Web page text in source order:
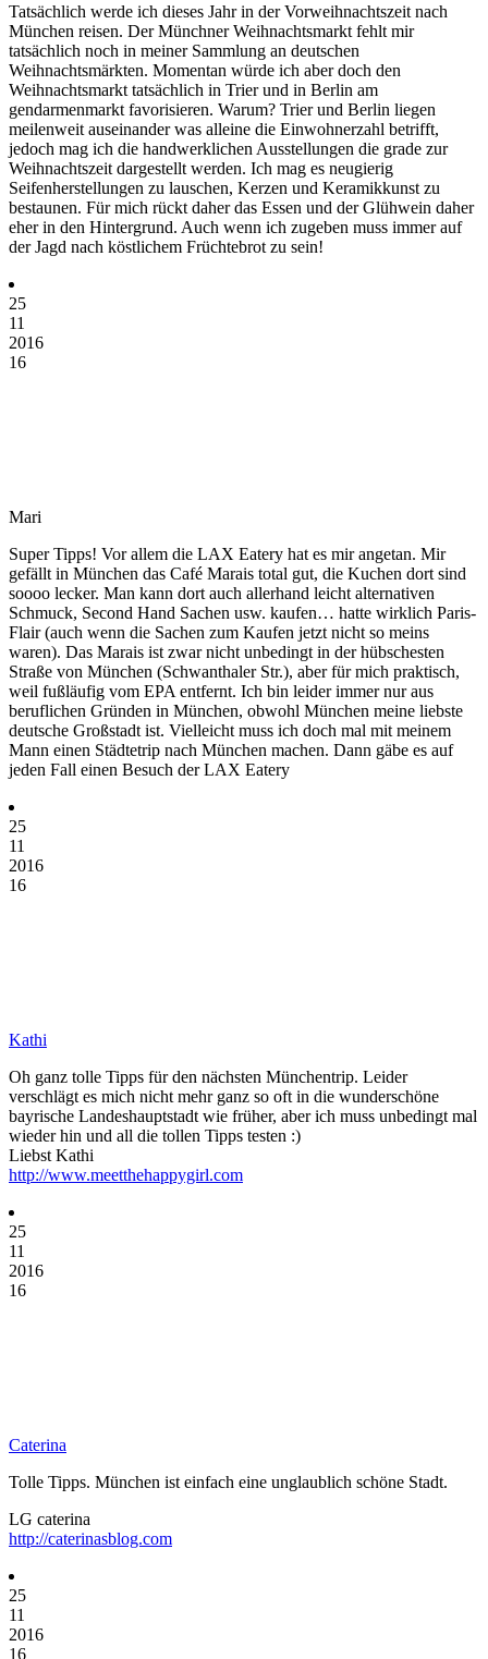
Tatsächlich werde ich dieses Jahr in der Vorweihnachtszeit nach
München reisen. Der Münchner Weihnachtsmarkt fehlt mir
tatsächlich noch in meiner Sammlung an deutschen
Weihnachtsmärkten. Momentan würde ich aber doch den
Weihnachtsmarkt tatsächlich in Trier und in Berlin am
gendarmenmarkt favorisieren. Warum? Trier und Berlin liegen
meilenweit auseinander was alleine die Einwohnerzahl betrifft,
jedoch mag ich die handwerklichen Ausstellungen die grade zur
Weihnachtszeit dargestellt werden. Ich mag es neugierig
Seifenherstellungen zu lauschen, Kerzen und Keramikkunst zu
bestaunen. Für mich rückt daher das Essen und der Glühwein daher
eher in den Hintergrund. Auch wenn ich zugeben muss immer auf
der Jagd nach köstlichem Früchtebrot zu sein!
25
11
2016
16
Mari
Super Tipps! Vor allem die LAX Eatery hat es mir angetan. Mir
gefällt in München das Café Marais total gut, die Kuchen dort sind
soooo lecker. Man kann dort auch allerhand leicht alternativen
Schmuck, Second Hand Sachen usw. kaufen… hatte wirklich Paris-
Flair (auch wenn die Sachen zum Kaufen jetzt nicht so meins
waren). Das Marais ist zwar nicht unbedingt in der hübschesten
Straße von München (Schwanthaler Str.), aber für mich praktisch,
weil fußläufig vom EPA entfernt. Ich bin leider immer nur aus
beruflichen Gründen in München, obwohl München meine liebste
deutsche Großstadt ist. Vielleicht muss ich doch mal mit meinem
Mann einen Städtetrip nach München machen. Dann gäbe es auf
jeden Fall einen Besuch der LAX Eatery
25
11
2016
16
Kathi
Oh ganz tolle Tipps für den nächsten Münchentrip. Leider
verschlägt es mich nicht mehr ganz so oft in die wunderschöne
bayrische Landeshauptstadt wie früher, aber ich muss unbedingt mal
wieder hin und all die tollen Tipps testen :)
Liebst Kathi
http://www.meetthehappygirl.com
25
11
2016
16
Caterina
Tolle Tipps. München ist einfach eine unglaublich schöne Stadt.
LG caterina
http://caterinasblog.com
25
11
2016
16